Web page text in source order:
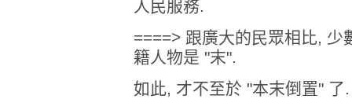
人民服務.
====> 跟廣大的民眾相比,
籍人物是 "末".
如此, 才不至於 "本末倒置"